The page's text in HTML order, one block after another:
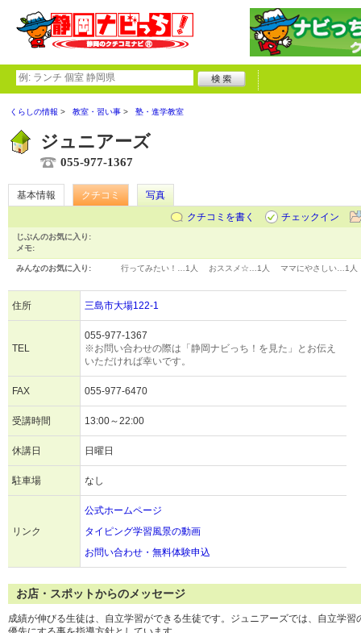
くらしの情報 教室・習い事 塾・進学教室
ジュニアーズ
055-977-1367
基本情報 クチコミ
写真
クチコミを書く
チェックイン
じぶんのお気に入り:
メモ:
みんなのお気に入り: 行ってみたい！… 1人 おススメ☆… 1人 ママにやさしい… 1人
住所 三島市大場122-1
TEL
055-977-1367
※お問い合わせの際は「静岡ナビっち！を見た」とお伝え
いただければ幸いです。
FAX 055-977-6470
受講時間 13:00～22:00
休講日 日曜日
駐車場 なし
リンク
公式ホームページ
タイピング学習風景の動画
お問い合わせ・無料体験申込
お店・スポットからのメッセージ
成績が伸びる生徒は、自立学習ができる生徒です。ジュニアーズでは、自立学